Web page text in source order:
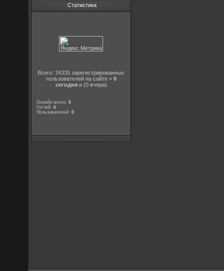
Статистика
Всего: 34335 зарегистрированных
пользователей на сайте + 0
сегодняи (0 вчера)
Онлайн всего:6
Гостей:6
Пользователей:0